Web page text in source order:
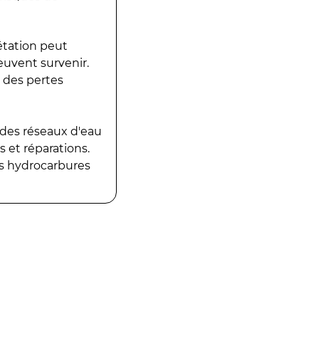
peut
survenir.
pertes
réseaux d'eau
et réparations.
hydrocarbures